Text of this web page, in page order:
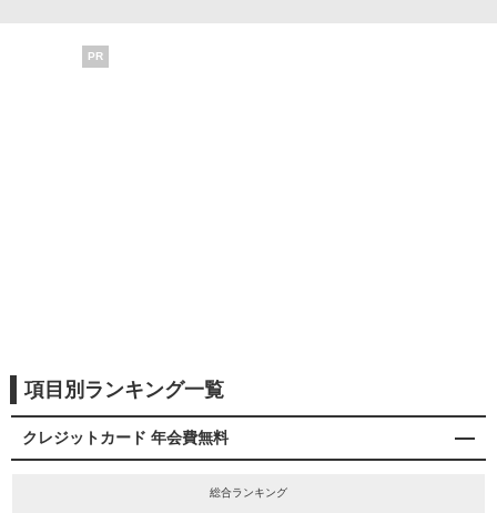
PR
項目別ランキング一覧
クレジットカード 年会費無料
総合ランキング